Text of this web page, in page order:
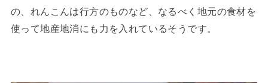
の、れんこんは行方のものなど、なるべく地元の食材を
使って地産地消にも力を入れているそうです。